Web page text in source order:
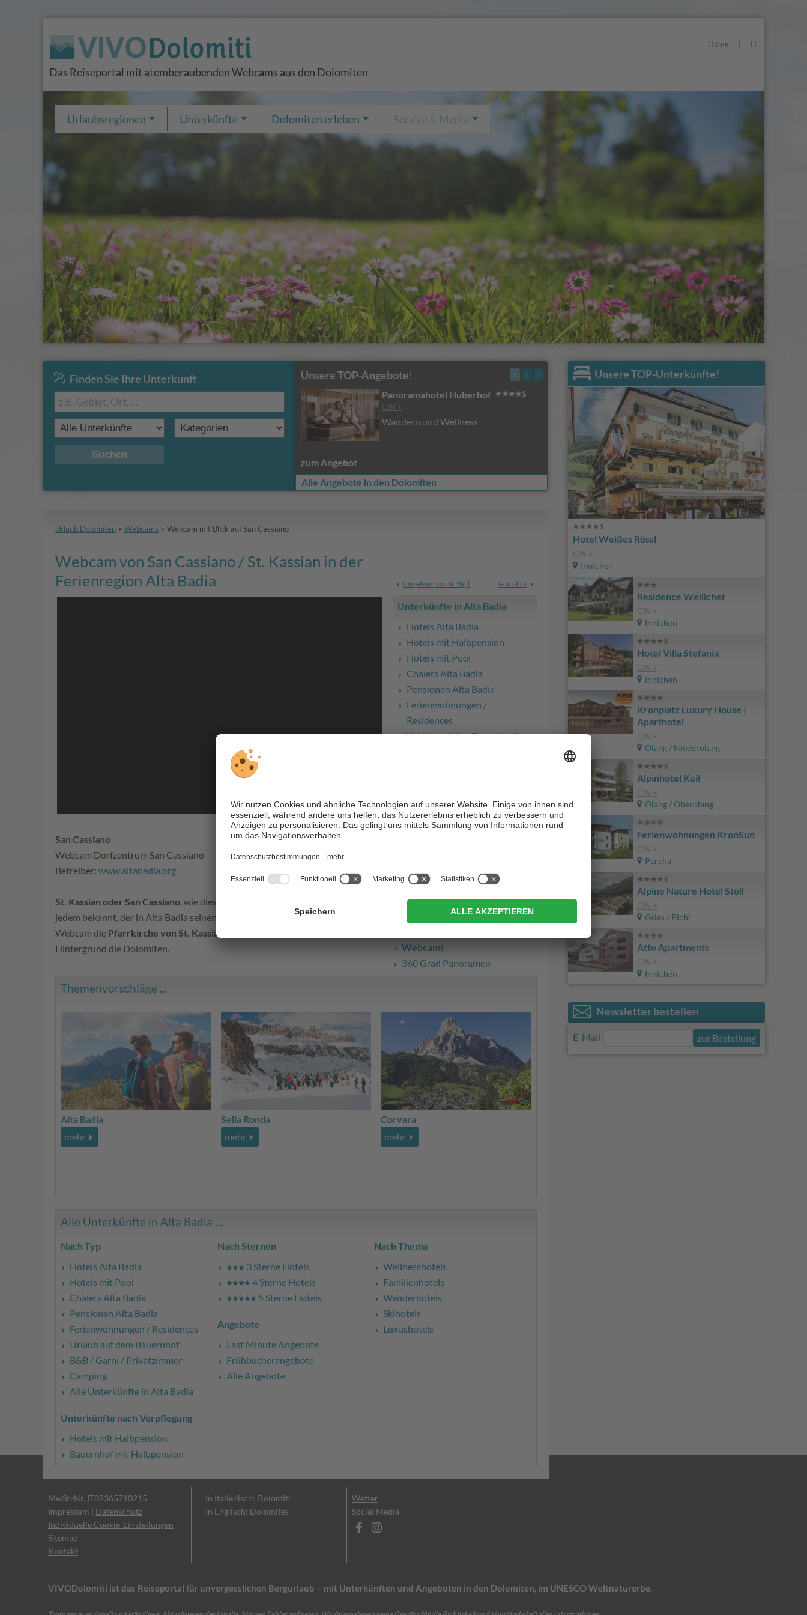
Home IT
Das Reiseportal mit atemberaubenden Webcams aus den Dolomiten
Finden Sie Ihre Unterkunft
Suchen
Unsere TOP-Angebote!
Panoramahotel Huberhof
CIN +
Wandern und Wellness
zum Angebot
1 2 3
Alle Angebote in den Dolomiten
Urlaubsregionen Unterkünfte Dolomiten erleben Service & Media
Urlaub Dolomiten > Webcams > Webcam mit Blick auf San Cassiano
Webcam von San Cassiano / St. Kassian in der
Ferienregion Alta Badia
Umgebung von St. Vigil Gran Risa
San Cassiano
Webcam Dorfzentrum San Cassiano
Betreiber: www.altabadia.org
St. Kassian oder San Cassiano , wie dieser Ortsteil von Badia genannt wird, ist
jedem bekannt, der in Alta Badia seinen Urlaub verbringt. Im Blick dieser
Webcam die Pfarrkirche von St. Kassian
Hintergrund die Dolomiten.
Unterkünfte in Alta Badia
Hotels Alta Badia
Hotels mit Halbpension
Hotels mit Pool
Chalets Alta Badia
Pensionen Alta Badia
Ferienwohnungen /
Residences
Urlaub auf dem Bauernhof
Last Minute Angebote
Wetter
Veranstaltungssuche
Informationen von A-Z
Webcams
360 Grad Panoramen
Themenvorschläge ...
Alta Badia
mehr
Sella Ronda
mehr
Corvara
mehr
Alle Unterkünfte in Alta Badia ...
Nach Typ
Hotels Alta Badia
Hotels mit Pool
Chalets Alta Badia
Pensionen Alta Badia
Ferienwohnungen / Residences
Urlaub auf dem Bauernhof
B&B / Garni / Privatzimmer
Camping
Alle Unterkünfte in Alta Badia
Unterkünfte nach Verpflegung
Hotels mit Halbpension
Bauernhof mit Halbpension
Nach Sternen
3 Sterne Hotels
4 Sterne Hotels
5 Sterne Hotels
Angebote
Last Minute Angebote
Frühbucherangebote
Alle Angebote
Nach Thema
Wellnesshotels
Familienhotels
Wanderhotels
Skihotels
Luxushotels
Unsere TOP-Unterkünfte!
Hotel Weißes Rössl
CIN +
Innichen
Residence Weilicher
CIN +
Innichen
Hotel Villa Stefania
CIN +
Innichen
Kronplatz Luxury House |
Aparthotel
CIN +
Olang / Niederolang
Alpinhotel Keil
CIN +
Olang / Oberolang
Ferienwohnungen KronSun
CIN +
Percha
Alpine Nature Hotel Stoll
CIN +
Gsies / Pichl
Atto Apartments
CIN +
Innichen
Newsletter bestellen
E-Mail
MwSt.-Nr. IT02365710215
Impressum | Datenschutz
Individuelle Cookie-Einstellungen
Sitemap
Kontakt
In Italienisch: Dolomiti
In Englisch: Dolomites
Wetter
Social Media
VIVODolomiti ist das Reiseportal für unvergesslichen Bergurlaub – mit Unterkünften und Angeboten in den Dolomiten, im UNESCO Weltnaturerbe.